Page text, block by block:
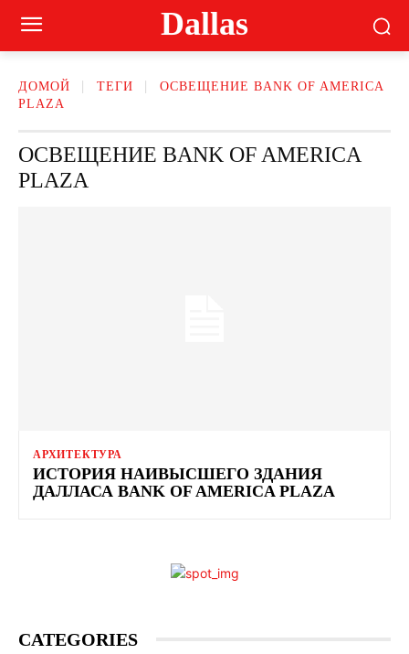
Dallas
ДОМОЙ ТЕГИ
ОСВЕЩЕНИЕ BANK OF AMERICA
PLAZA
ОСВЕЩЕНИЕ BANK OF AMERICA
PLAZA
АРХИТЕКТУРА
ИСТОРИЯ НАИВЫСШЕГО ЗДАНИЯ
ДАЛЛАСА BANK OF AMERICA PLAZA
CATEGORIES